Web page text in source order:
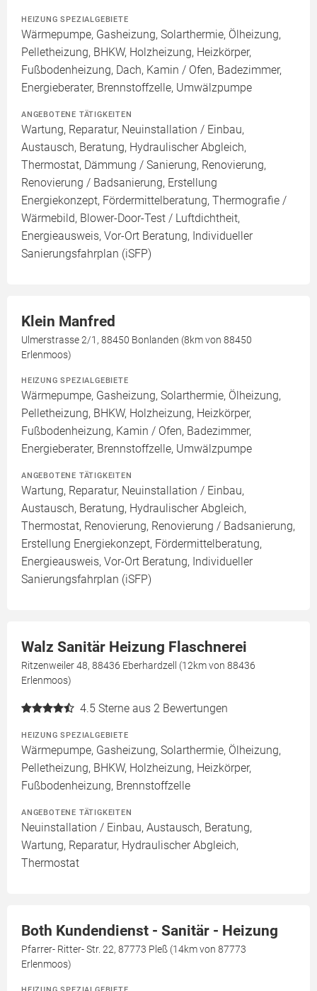
HEIZUNG SPEZIALGEBIETE
Wärmepumpe, Gasheizung, Solarthermie, Ölheizung,
Pelletheizung, BHKW, Holzheizung, Heizkörper,
Fußbodenheizung, Dach, Kamin / Ofen, Badezimmer,
Energieberater, Brennstoffzelle, Umwälzpumpe
ANGEBOTENE TÄTIGKEITEN
Wartung, Reparatur, Neuinstallation / Einbau,
Austausch, Beratung, Hydraulischer Abgleich,
Thermostat, Dämmung / Sanierung, Renovierung,
Renovierung / Badsanierung, Erstellung
Energiekonzept, Fördermittelberatung, Thermografie /
Wärmebild, Blower-Door-Test / Luftdichtheit,
Energieausweis, Vor-Ort Beratung, Individueller
Sanierungsfahrplan (iSFP)
Klein Manfred
Ulmerstrasse 2/1, 88450 Bonlanden (8km von 88450
Erlenmoos)
HEIZUNG SPEZIALGEBIETE
Wärmepumpe, Gasheizung, Solarthermie, Ölheizung,
Pelletheizung, BHKW, Holzheizung, Heizkörper,
Fußbodenheizung, Kamin / Ofen, Badezimmer,
Energieberater, Brennstoffzelle, Umwälzpumpe
ANGEBOTENE TÄTIGKEITEN
Wartung, Reparatur, Neuinstallation / Einbau,
Austausch, Beratung, Hydraulischer Abgleich,
Thermostat, Renovierung, Renovierung / Badsanierung,
Erstellung Energiekonzept, Fördermittelberatung,
Energieausweis, Vor-Ort Beratung, Individueller
Sanierungsfahrplan (iSFP)
Walz Sanitär Heizung Flaschnerei
Ritzenweiler 48, 88436 Eberhardzell (12km von 88436
Erlenmoos)
4.5 Sterne aus 2 Bewertungen
HEIZUNG SPEZIALGEBIETE
Wärmepumpe, Gasheizung, Solarthermie, Ölheizung,
Pelletheizung, BHKW, Holzheizung, Heizkörper,
Fußbodenheizung, Brennstoffzelle
ANGEBOTENE TÄTIGKEITEN
Neuinstallation / Einbau, Austausch, Beratung,
Wartung, Reparatur, Hydraulischer Abgleich,
Thermostat
Both Kundendienst - Sanitär - Heizung
Pfarrer- Ritter- Str. 22, 87773 Pleß (14km von 87773
Erlenmoos)